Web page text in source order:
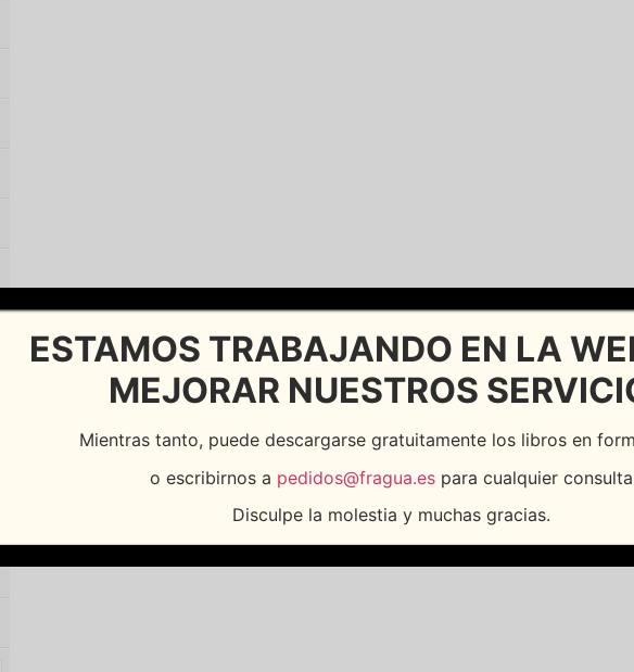
ESTAMOS TRABAJANDO EN LA
MEJORAR NUESTROS
Mientras tanto, puede descargarse gratuitamente los libros en
o escribirnos a pedidos@fragua.espara cualquier consulta
Disculpe la molestia y muchas gracias.